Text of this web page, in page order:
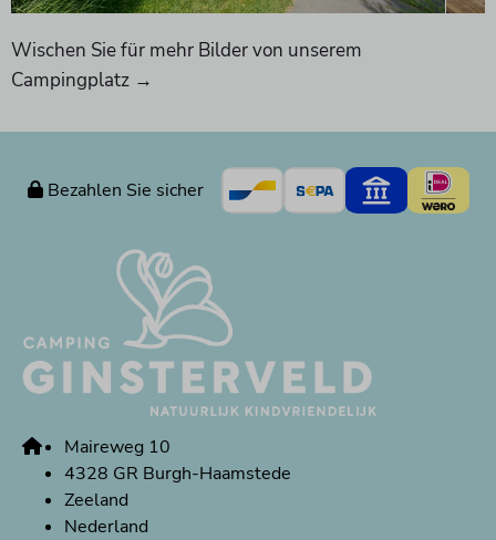
Wischen Sie für mehr Bilder von unserem
Campingplatz →
Bezahlen Sie sicher
Maireweg 10
4328 GR Burgh-Haamstede
Zeeland
Nederland